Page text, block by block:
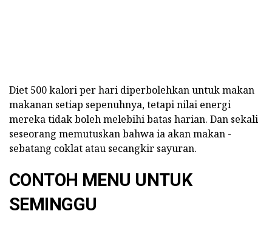
Diet 500 kalori per hari diperbolehkan untuk makan
makanan setiap sepenuhnya, tetapi nilai energi
mereka tidak boleh melebihi batas harian. Dan sekali
seseorang memutuskan bahwa ia akan makan -
sebatang coklat atau secangkir sayuran.
CONTOH MENU UNTUK
SEMINGGU